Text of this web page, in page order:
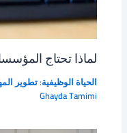
لماذا تحتاج
الحياة الوظيفية: تطوير
Ghayda Tamimi